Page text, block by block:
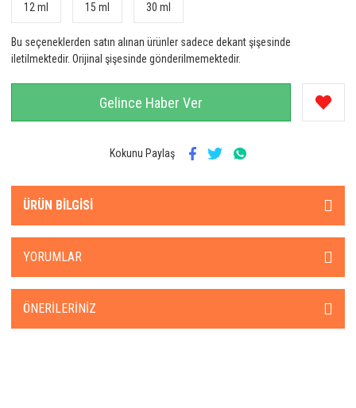
12 ml 15 ml 30 ml
Bu seçeneklerden satın alınan ürünler sadece dekant şişesinde
iletilmektedir. Orijinal şişesinde gönderilmemektedir.
Gelince Haber Ver
Kokunu Paylaş
ÜRÜN BILGISI
YORUMLAR
ÖNERILERINIZ